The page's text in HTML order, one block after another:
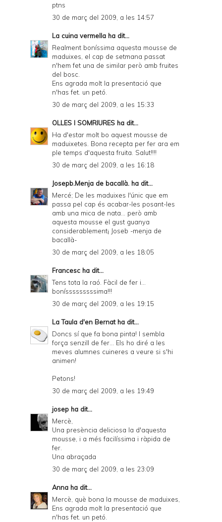
ptns
30 de març del 2009, a les 14:57
La cuina vermella ha dit...
Realment boníssima aquesta mousse de
maduixes, el cap de setmana passat
n'hem fet una de similar però amb fruites
del bosc.
Ens agrada molt la presentació que
n'has fet. un petó.
30 de març del 2009, a les 15:33
OLLES I SOMRIURES ha dit...
Ha d'estar molt bo aquest mousse de
maduixetes. Bona recepta per fer ara em
ple temps d'aquesta fruita. Salut!!!!
30 de març del 2009, a les 16:18
Josepb.Menja de bacallà. ha dit...
Mercé; De les maduixes l'únic que em
passa pel cap és acabar-les posant-les
amb una mica de nata... però amb
aquesta mousse el gust guanya
considerablement¡ Joseb -menja de
bacallà-
30 de març del 2009, a les 18:05
Francesc ha dit...
Tens tota la raó. Fàcil de fer i...
bonísssssssssima!!!
30 de març del 2009, a les 19:15
La Taula d'en Bernatha dit...
Doncs sí que fa bona pinta! I sembla
força senzill de fer... Els ho diré a les
meves alumnes cuineres a veure si s'hi
animen!
Petons!
30 de març del 2009, a les 19:49
josep ha dit...
Mercè,
Una presència deliciosa la d'aquesta
mousse, i a més facilíssima i ràpida de
fer.
Una abraçada
30 de març del 2009, a les 23:09
Anna ha dit...
Mercè, què bona la mousse de maduixes,
Ens agrada molt la presentació que
n'has fet. un petó.